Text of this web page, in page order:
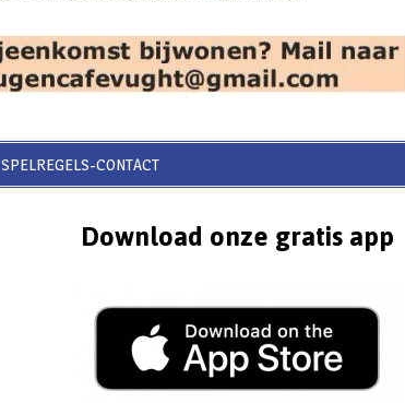
SPELREGELS-CONTACT
Download onze gratis app